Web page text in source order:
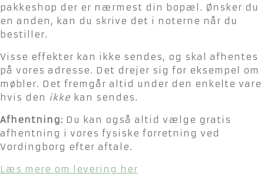
pakkeshop der er nærmest din bopæl. Ønsker du
en anden, kan du skrive det i noterne når du
bestiller.
Visse effekter kan ikke sendes, og skal afhentes
på vores adresse. Det drejer sig for eksempel om
møbler. Det fremgår altid under den enkelte vare
hvis den ikke kan sendes.
Afhentning: Du kan også altid vælge gratis
afhentning i vores fysiske forretning ved
Vordingborg efter aftale.
Læs mere om levering her